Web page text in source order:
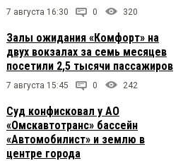
7 августа 16:30 0 320
Залы ожидания «Комфорт» на
двух вокзалах за семь месяцев
посетили 2,5 тысячи пассажиров
7 августа 15:45 0 242
Суд конфисковал у АО
«Омскавтотранс» бассейн
«Автомобилист» и землю в
центре города